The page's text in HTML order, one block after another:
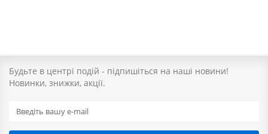
Будьте в центрі подій - підпишіться на наші новини!
Новинки, знижки, акції.